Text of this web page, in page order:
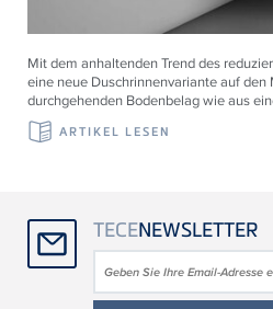
Mit dem anhaltenden Trend des
eine neue Duschrinnenvariante auf
durchgehenden Bodenbelag wie aus
ARTIKEL LESEN
TECENEWSLETTER